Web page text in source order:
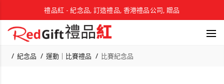
禮品紅 - 紀念品, 訂造禮品, 香港禮品公司, 贈品
紀念品 運動｜比賽禮品 比賽紀念品